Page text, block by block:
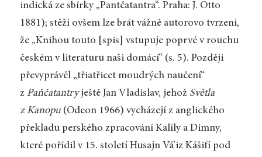
indická ze sbírky „Pantčatantra“. Praha: J. Otto
1881); stěží ovšem lze brát vážně autorovo tvrzení,
že „Knihou touto [spis] vstupuje poprvé v rouchu
českém v literaturu naši domácí“ (s. 5). Později
převyprávěl „třiatřicet moudrých naučení“
z Paňčatantryještě Jan Vladislav, jehož Světla
z Kanopu (Odeon 1966) vycházejí z anglického
překladu perského zpracování Kalíly a Dimny,
které pořídil v 15. století Husajn Vá’iz Kášifí pod